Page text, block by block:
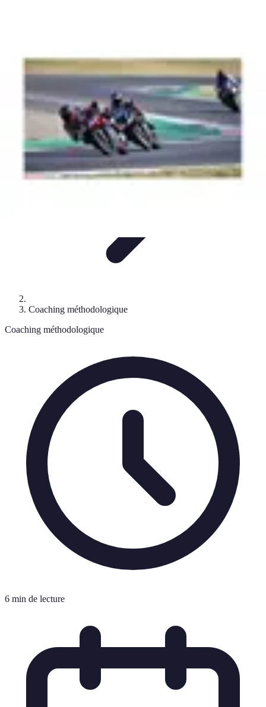
Coaching Training
Coaching méthodologique
Coaching méthodologique
6 min de lecture